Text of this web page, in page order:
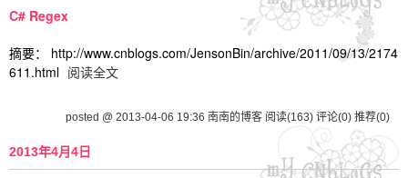
C# Regex
摘要： http://www.cnblogs.com/JensonBin/archive/2011/09/13/2174
611.html 阅读全文
posted @ 2013-04-06 19:36 南南的博客 阅读(163) 评论(0) 推荐(0)
2013年4月4日